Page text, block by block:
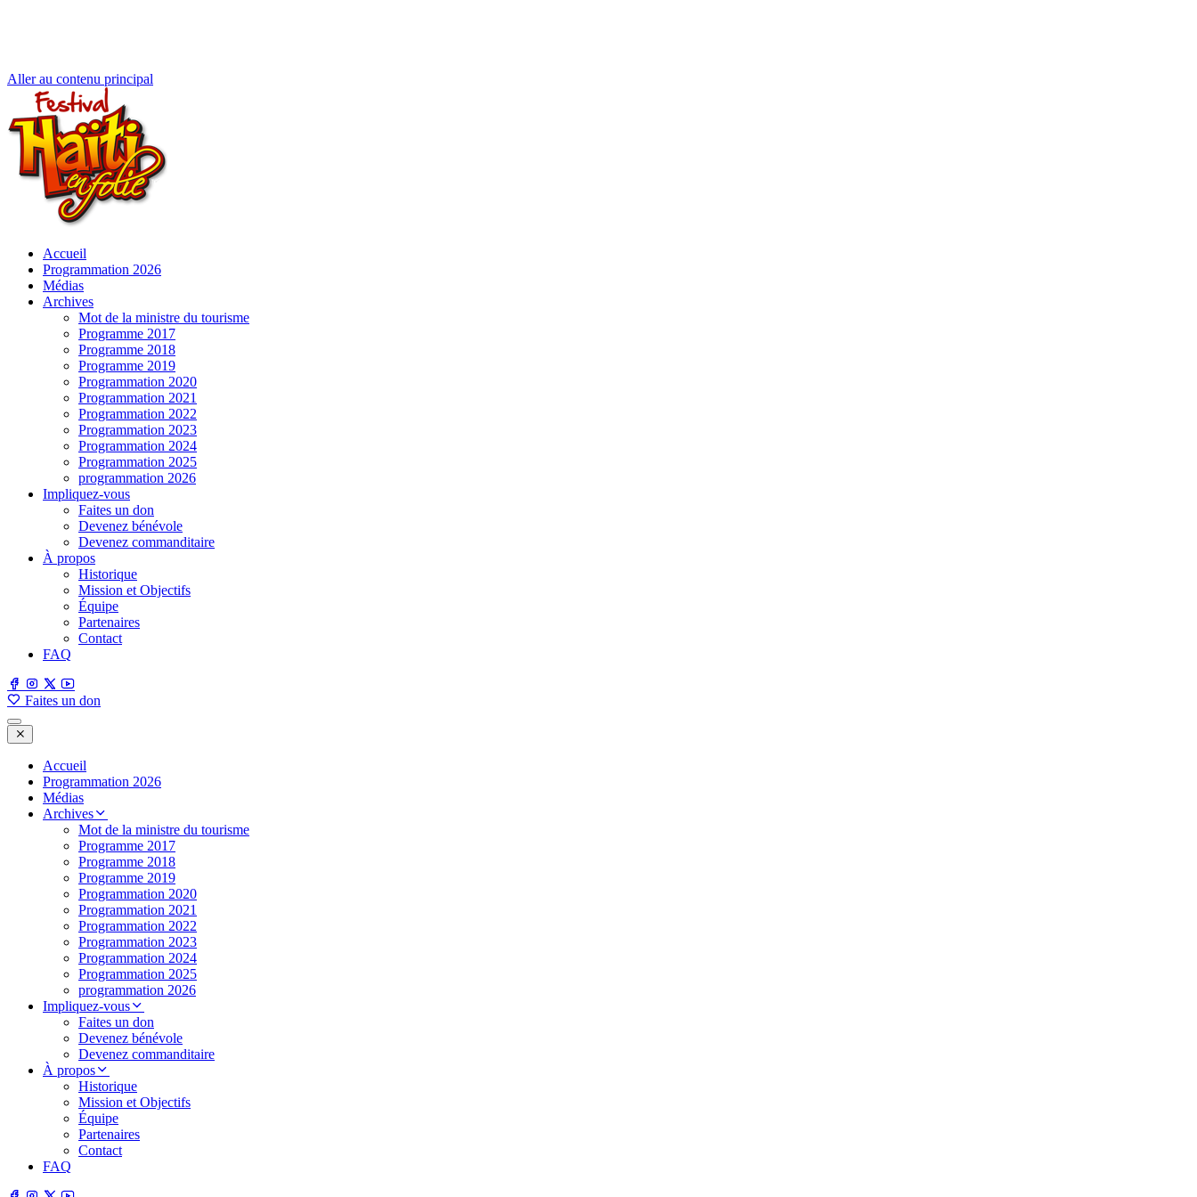
Aller au contenu principal
Accueil
Programmation 2026
Médias
Archives
Mot de la ministre du tourisme
Programme 2017
Programme 2018
Programme 2019
Programmation 2020
Programmation 2021
Programmation 2022
Programmation 2023
Programmation 2024
Programmation 2025
programmation 2026
Impliquez-vous
Faites un don
Devenez bénévole
Devenez commanditaire
À propos
Historique
Mission et Objectifs
Équipe
Partenaires
Contact
FAQ
Faites un don
Accueil
Programmation 2026
Médias
Archives
Mot de la ministre du tourisme
Programme 2017
Programme 2018
Programme 2019
Programmation 2020
Programmation 2021
Programmation 2022
Programmation 2023
Programmation 2024
Programmation 2025
programmation 2026
Impliquez-vous
Faites un don
Devenez bénévole
Devenez commanditaire
À propos
Historique
Mission et Objectifs
Équipe
Partenaires
Contact
FAQ